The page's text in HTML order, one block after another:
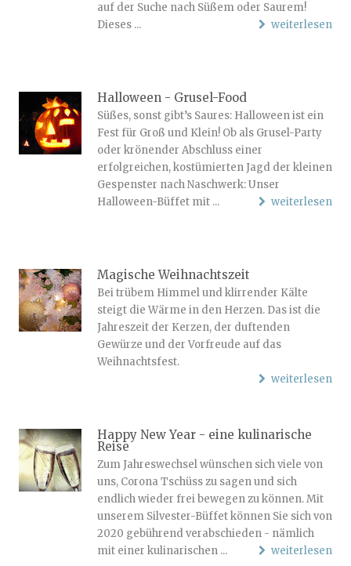
auf der Suche nach Süßem oder Saurem!
Dieses ...
weiterlesen
Halloween - Grusel-Food
Süßes, sonst gibt’s Saures: Halloween ist ein
Fest für Groß und Klein! Ob als Grusel-Party
oder krönender Abschluss einer
erfolgreichen, kostümierten Jagd der kleinen
Gespenster nach Naschwerk: Unser
Halloween-Büffet mit ...
weiterlesen
Magische Weihnachtszeit
Bei trübem Himmel und klirrender Kälte
steigt die Wärme in den Herzen. Das ist die
Jahreszeit der Kerzen, der duftenden
Gewürze und der Vorfreude auf das
Weihnachtsfest.
weiterlesen
Happy New Year - eine kulinarische
Reise
Zum Jahreswechsel wünschen sich viele von
uns, Corona Tschüss zu sagen und sich
endlich wieder frei bewegen zu können. Mit
unserem Silvester-Büffet können Sie sich von
2020 gebührend verabschieden - nämlich
mit einer kulinarischen ...
weiterlesen